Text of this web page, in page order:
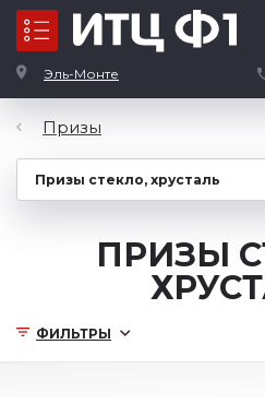
Эль-Монте
Каталог
ФИЛЬТРЫ
Призы
ПРИЗЫ